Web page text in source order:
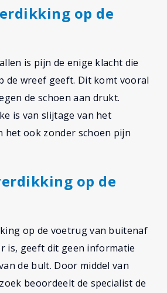
op de
is pijn de enige klacht die
de wreef geeft. Dit komt vooral
de schoen aan drukt.
is van slijtage van het
het ook zonder schoen pijn
op de
op de voetrug van buitenaf
is, geeft dit geen informatie
de bult. Door middel van
beoordeelt de specialist de